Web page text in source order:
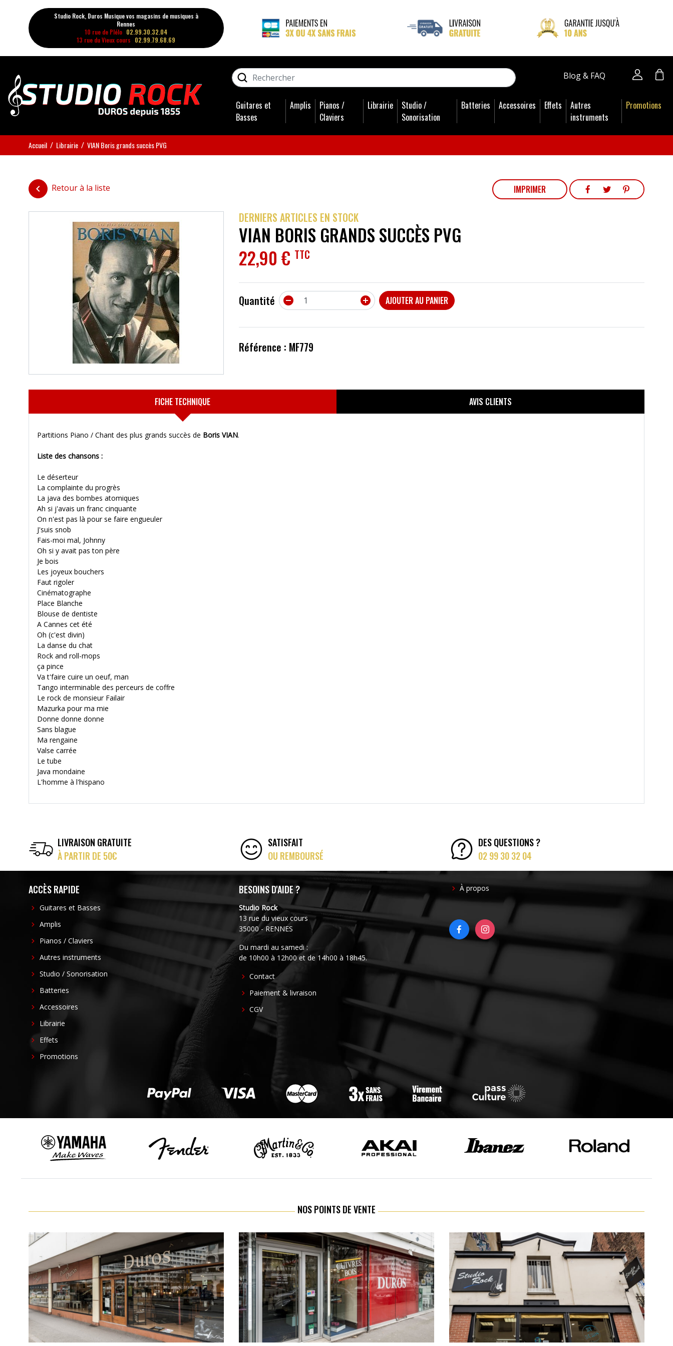
Studio Rock, Duros Musique vos magasins de musiques à
Rennes
10 rue de Plélo 02.99.30.32.04
13 rue du Vieux cours 02.99.79.68.69
RECHERCHER Blog & FAQ
Guitares et
Basses
Amplis
Pianos /
Claviers
Librairie
Studio /
Sonorisation
Batteries Accessoires Effets
Autres
instruments
Promotions
Accueil Librairie VIAN Boris grands succès PVG
 Retour à la liste IMPRIMER PARTAGER
PARTAGER
TWEET PINTEREST
DERNIERS ARTICLES EN STOCK
VIAN BORIS GRANDS SUCCÈS PVG
22,90 € TTC
Quantité   AJOUTER AU PANIER
Référence : MF779
FICHE TECHNIQUE AVIS CLIENTS
Partitions Piano / Chant des plus grands succès de Boris VIAN.
Liste des chansons :
Le déserteur
La complainte du progrès
La java des bombes atomiques
Ah si j'avais un franc cinquante
On n'est pas là pour se faire engueuler
J'suis snob
Fais-moi mal, Johnny
Oh si y avait pas ton père
Je bois
Les joyeux bouchers
Faut rigoler
Cinématographe
Place Blanche
Blouse de dentiste
A Cannes cet été
Oh (c'est divin)
La danse du chat
Rock and roll-mops
ça pince
Va t'faire cuire un oeuf, man
Tango interminable des perceurs de coffre
Le rock de monsieur Failair
Mazurka pour ma mie
Donne donne donne
Sans blague
Ma rengaine
Valse carrée
Le tube
Java mondaine
L'homme à l'hispano
LIVRAISON GRATUITE
À PARTIR DE 50€
SATISFAIT
OU REMBOURSÉ
DES QUESTIONS ?
02 99 30 32 04
ACCÈS RAPIDE
Guitares et Basses
Amplis
Pianos / Claviers
Autres instruments
Studio / Sonorisation
Batteries
Accessoires
Librairie
Effets
Promotions
BESOINS D'AIDE ?
Studio Rock
13 rue du vieux cours
35000 - RENNES
Du mardi au samedi :
de 10h00 à 12h00 et de 14h00 à 18h45.
FOOTER
CENTER
Contact
Paiement & livraison
CGV
FOOTER
RIGHT
À propos
FACEBOOKINSTAGRAM
NOS POINTS DE VENTE
GUITARES ET BASSES
AMPLIS
PIANOS / CLAVIERS
ACCESSOIRES
AUTRES INSTRUMENTS
PROMOTIONS